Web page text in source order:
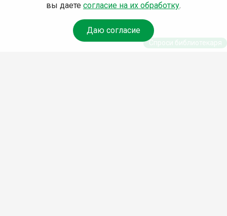
вы даете согласие на их обработку.
Даю согласие
Спроси библиотекаря